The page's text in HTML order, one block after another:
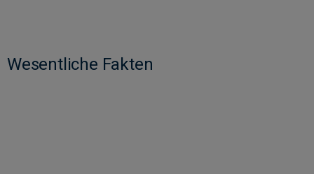
Wesentliche Fakten